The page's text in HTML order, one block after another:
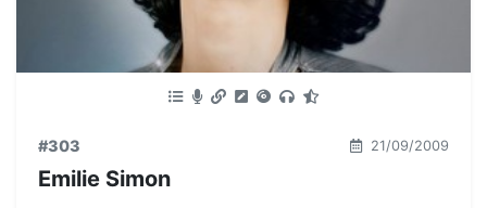
#303 21/09/2009
Emilie Simon